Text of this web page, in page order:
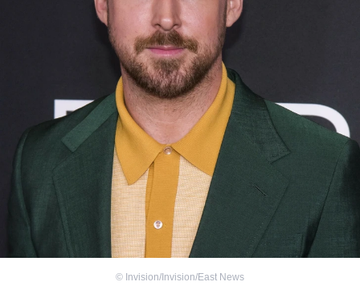
© Invision/Invision/East News